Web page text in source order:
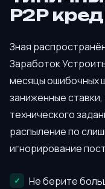
P2P
Зная
Заработок
месяцы ошибочных
заниженные
технического
распыление по
игнорирование
Не берите